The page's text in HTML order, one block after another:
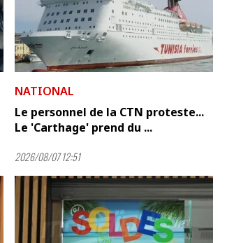
NATIONAL
Le personnel de la CTN proteste...
Le 'Carthage' prend du ...
2026/08/07 12:51